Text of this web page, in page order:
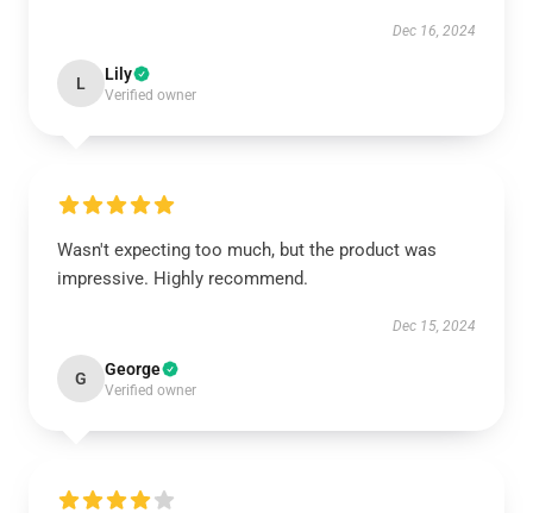
Dec 16, 2024
L Lily
Verified owner
Wasn't expecting too much, but the product was
impressive. Highly recommend.
Dec 15, 2024
G George
Verified owner